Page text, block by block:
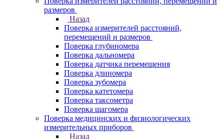
размеров
Назад
Поверка измерителей расстояний,
перемещений и размеров
Поверка глубиномера
Поверка дальномера
Поверка датчика перемещения
Поверка длиномера
Поверка зубомера
Поверка катетомера
Поверка таксометра
Поверка шагомера
Поверка медицинских и физиологических
измерительных приборов
Назад